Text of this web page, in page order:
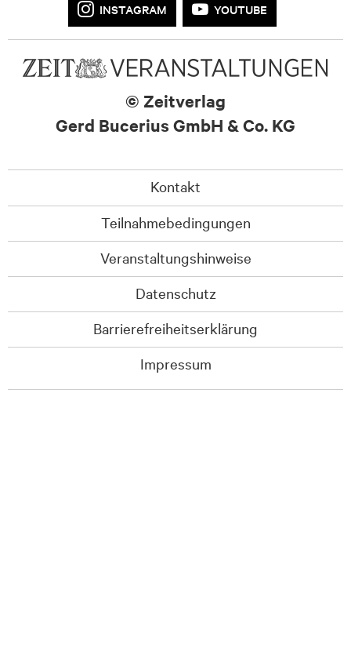
INSTAGRAM YOUTUBE
© Zeitverlag
Gerd Bucerius GmbH & Co. KG
Kontakt
Teilnahmebedingungen
Veranstaltungshinweise
Datenschutz
Barrierefreiheitserklärung
Impressum